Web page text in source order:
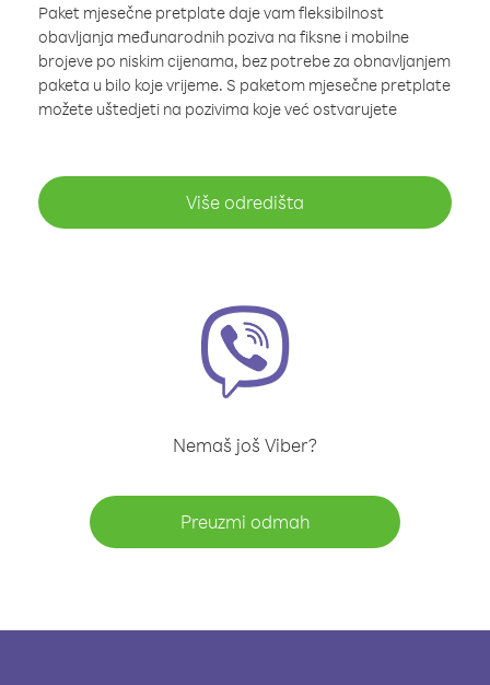
Paket mjesečne pretplate daje vam fleksibilnost
obavljanja međunarodnih poziva na fiksne i mobilne
brojeve po niskim cijenama, bez potrebe za obnavljanjem
paketa u bilo koje vrijeme. S paketom mjesečne pretplate
možete uštedjeti na pozivima koje već ostvarujete
Više odredišta
Nemaš još Viber?
Preuzmi odmah